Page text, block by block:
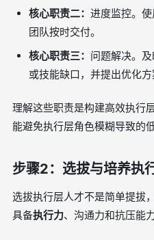
核心职责二： 进度监控。
团队按时交付。
核心职责三： 问题解决。
或技能缺口，并提出优化方
理解这些职责是构建高效执行
能避免执行层角色模糊导致的低
步骤2：选拔与培养执
选拔执行层人才不是简单提拔
具备执行力、沟通力和抗压能